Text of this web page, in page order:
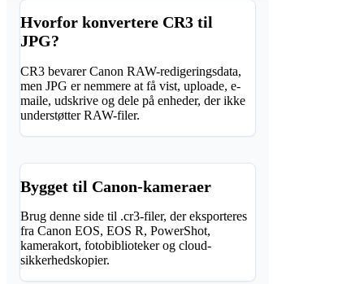
Hvorfor konvertere CR3 til
JPG?
CR3 bevarer Canon RAW-redigeringsdata,
men JPG er nemmere at få vist, uploade, e-
maile, udskrive og dele på enheder, der ikke
understøtter RAW-filer.
Bygget til Canon-kameraer
Brug denne side til .cr3-filer, der eksporteres
fra Canon EOS, EOS R, PowerShot,
kamerakort, fotobiblioteker og cloud-
sikkerhedskopier.